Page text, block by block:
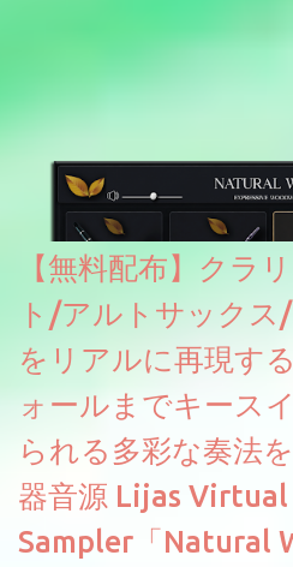
ソースを元に設計・改良した製品
【無料配布】クラ
ト/アルトサック
をリアルに再現す
ォールまでキース
られる多彩な奏法
器音源 Lijas Virtual
Sampler「Natural